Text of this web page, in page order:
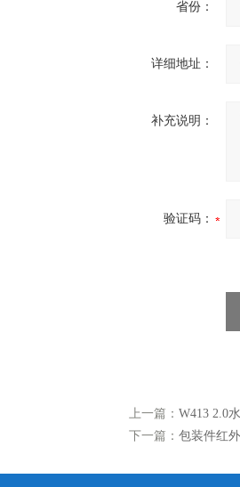
省份：
详细地址：
补充说明：
验证码：
上一篇： W413 2.0
下一篇： 包装件红